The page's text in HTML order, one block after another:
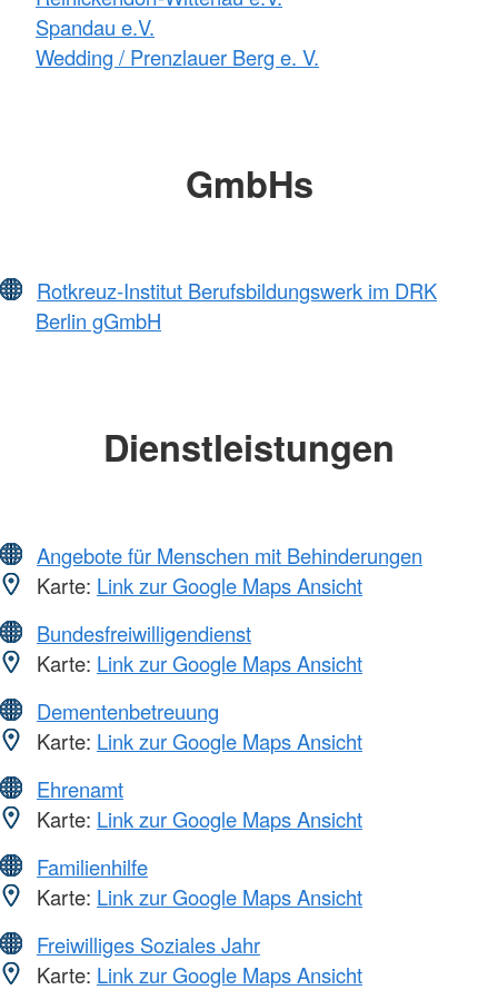
Spandau e.V.
Wedding / Prenzlauer Berg e. V.
GmbHs
Rotkreuz-Institut Berufsbildungswerk im DRK
Berlin gGmbH
Dienstleistungen
Angebote für Menschen mit Behinderungen
Karte: Link zur Google Maps Ansicht
Bundesfreiwilligendienst
Karte: Link zur Google Maps Ansicht
Dementenbetreuung
Karte: Link zur Google Maps Ansicht
Ehrenamt
Karte: Link zur Google Maps Ansicht
Familienhilfe
Karte: Link zur Google Maps Ansicht
Freiwilliges Soziales Jahr
Karte: Link zur Google Maps Ansicht